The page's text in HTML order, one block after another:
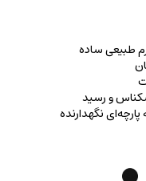
طبیعی ساده
و رسید
نگهدارنده